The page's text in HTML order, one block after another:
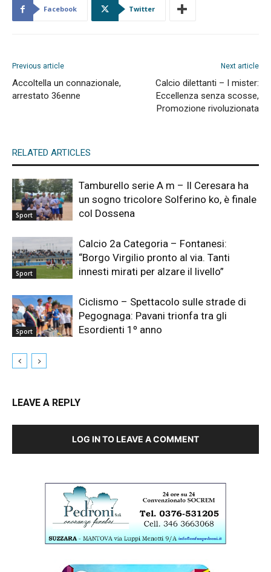
Facebook Twitter
Previous article
Accoltella un connazionale,
arrestato 36enne
Next article
Calcio dilettanti – I mister:
Eccellenza senza scosse,
Promozione rivoluzionata
RELATED ARTICLES
Sport
Tamburello serie A m – Il Ceresara ha
un sogno tricolore Solferino ko, è finale
col Dossena
Sport
Calcio 2a Categoria – Fontanesi:
“Borgo Virgilio pronto al via. Tanti
innesti mirati per alzare il livello”
Sport
Ciclismo – Spettacolo sulle strade di
Pegognaga: Pavani trionfa tra gli
Esordienti 1º anno
LEAVE A REPLY
LOG IN TO LEAVE A COMMENT